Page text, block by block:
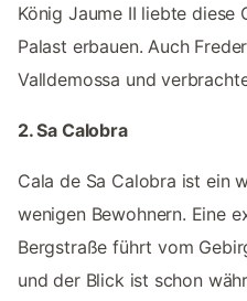
König Jaume II liebte diese
Palast erbauen. Auch
Valldemossa und
2. Sa Calobra
Cala de Sa Calobra ist ein
wenigen Bewohnern. Eine
Bergstraße führt vom
und der Blick ist schon